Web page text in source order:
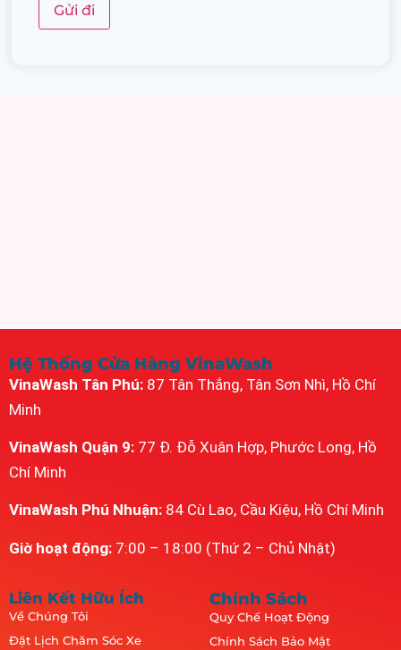
Hệ Thống Cửa Hàng VinaWash
VinaWash Tân Phú: 87 Tân Thắng, Tân Sơn Nhì, Hồ Chí
Minh
VinaWash Quận 9: 77 Đ. Đỗ Xuân Hợp, Phước Long, Hồ
Chí Minh
VinaWash Phú Nhuận: 84 Cù Lao, Cầu Kiệu, Hồ Chí Minh
Giờ hoạt động: 7:00 – 18:00 (Thứ 2 – Chủ Nhật)
Liên Kết Hữu Ích
Về Chúng Tôi
Đặt Lịch Chăm Sóc Xe
Chính Sách
Quy Chế Hoạt Động
Chính Sách Bảo Mật